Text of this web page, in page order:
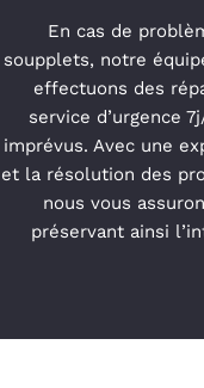
En cas de
soupplets, notre
effectuons des
service d’urgence
imprévus. Avec une
et la résolution des
nous vous
préservant ainsi